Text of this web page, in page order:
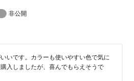
非公開
いです。カラーも使いやすい色で気に
入しましたが、喜んでもらえそうで